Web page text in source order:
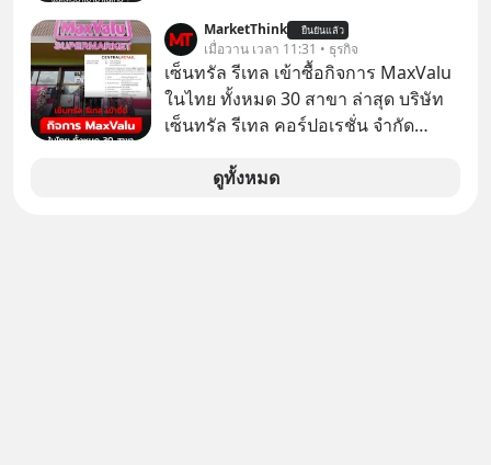
แรกในประเทศไทย ที่ Central Park
MarketThink ยืนยันแล้ว
เมื่อวาน เวลา 11:31 • ธุรกิจ
เซ็นทรัล รีเทล เข้าซื้อกิจการ MaxValu
ในไทย ทั้งหมด 30 สาขา ล่าสุด บริษัท
เซ็นทรัล รีเทล คอร์ปอเรชั่น จํากัด
ตลาดหลักทรัพย์แห่งประเทศไทยว่า ได้
ดูทั้งหมด